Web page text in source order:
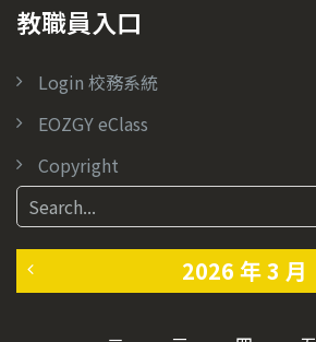
教職員入口
Login 校務系統
EOZGY eClass
Copyright
2026 年 3 月